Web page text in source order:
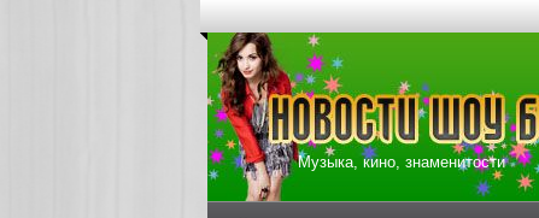
Музыка, кино, знаменитости